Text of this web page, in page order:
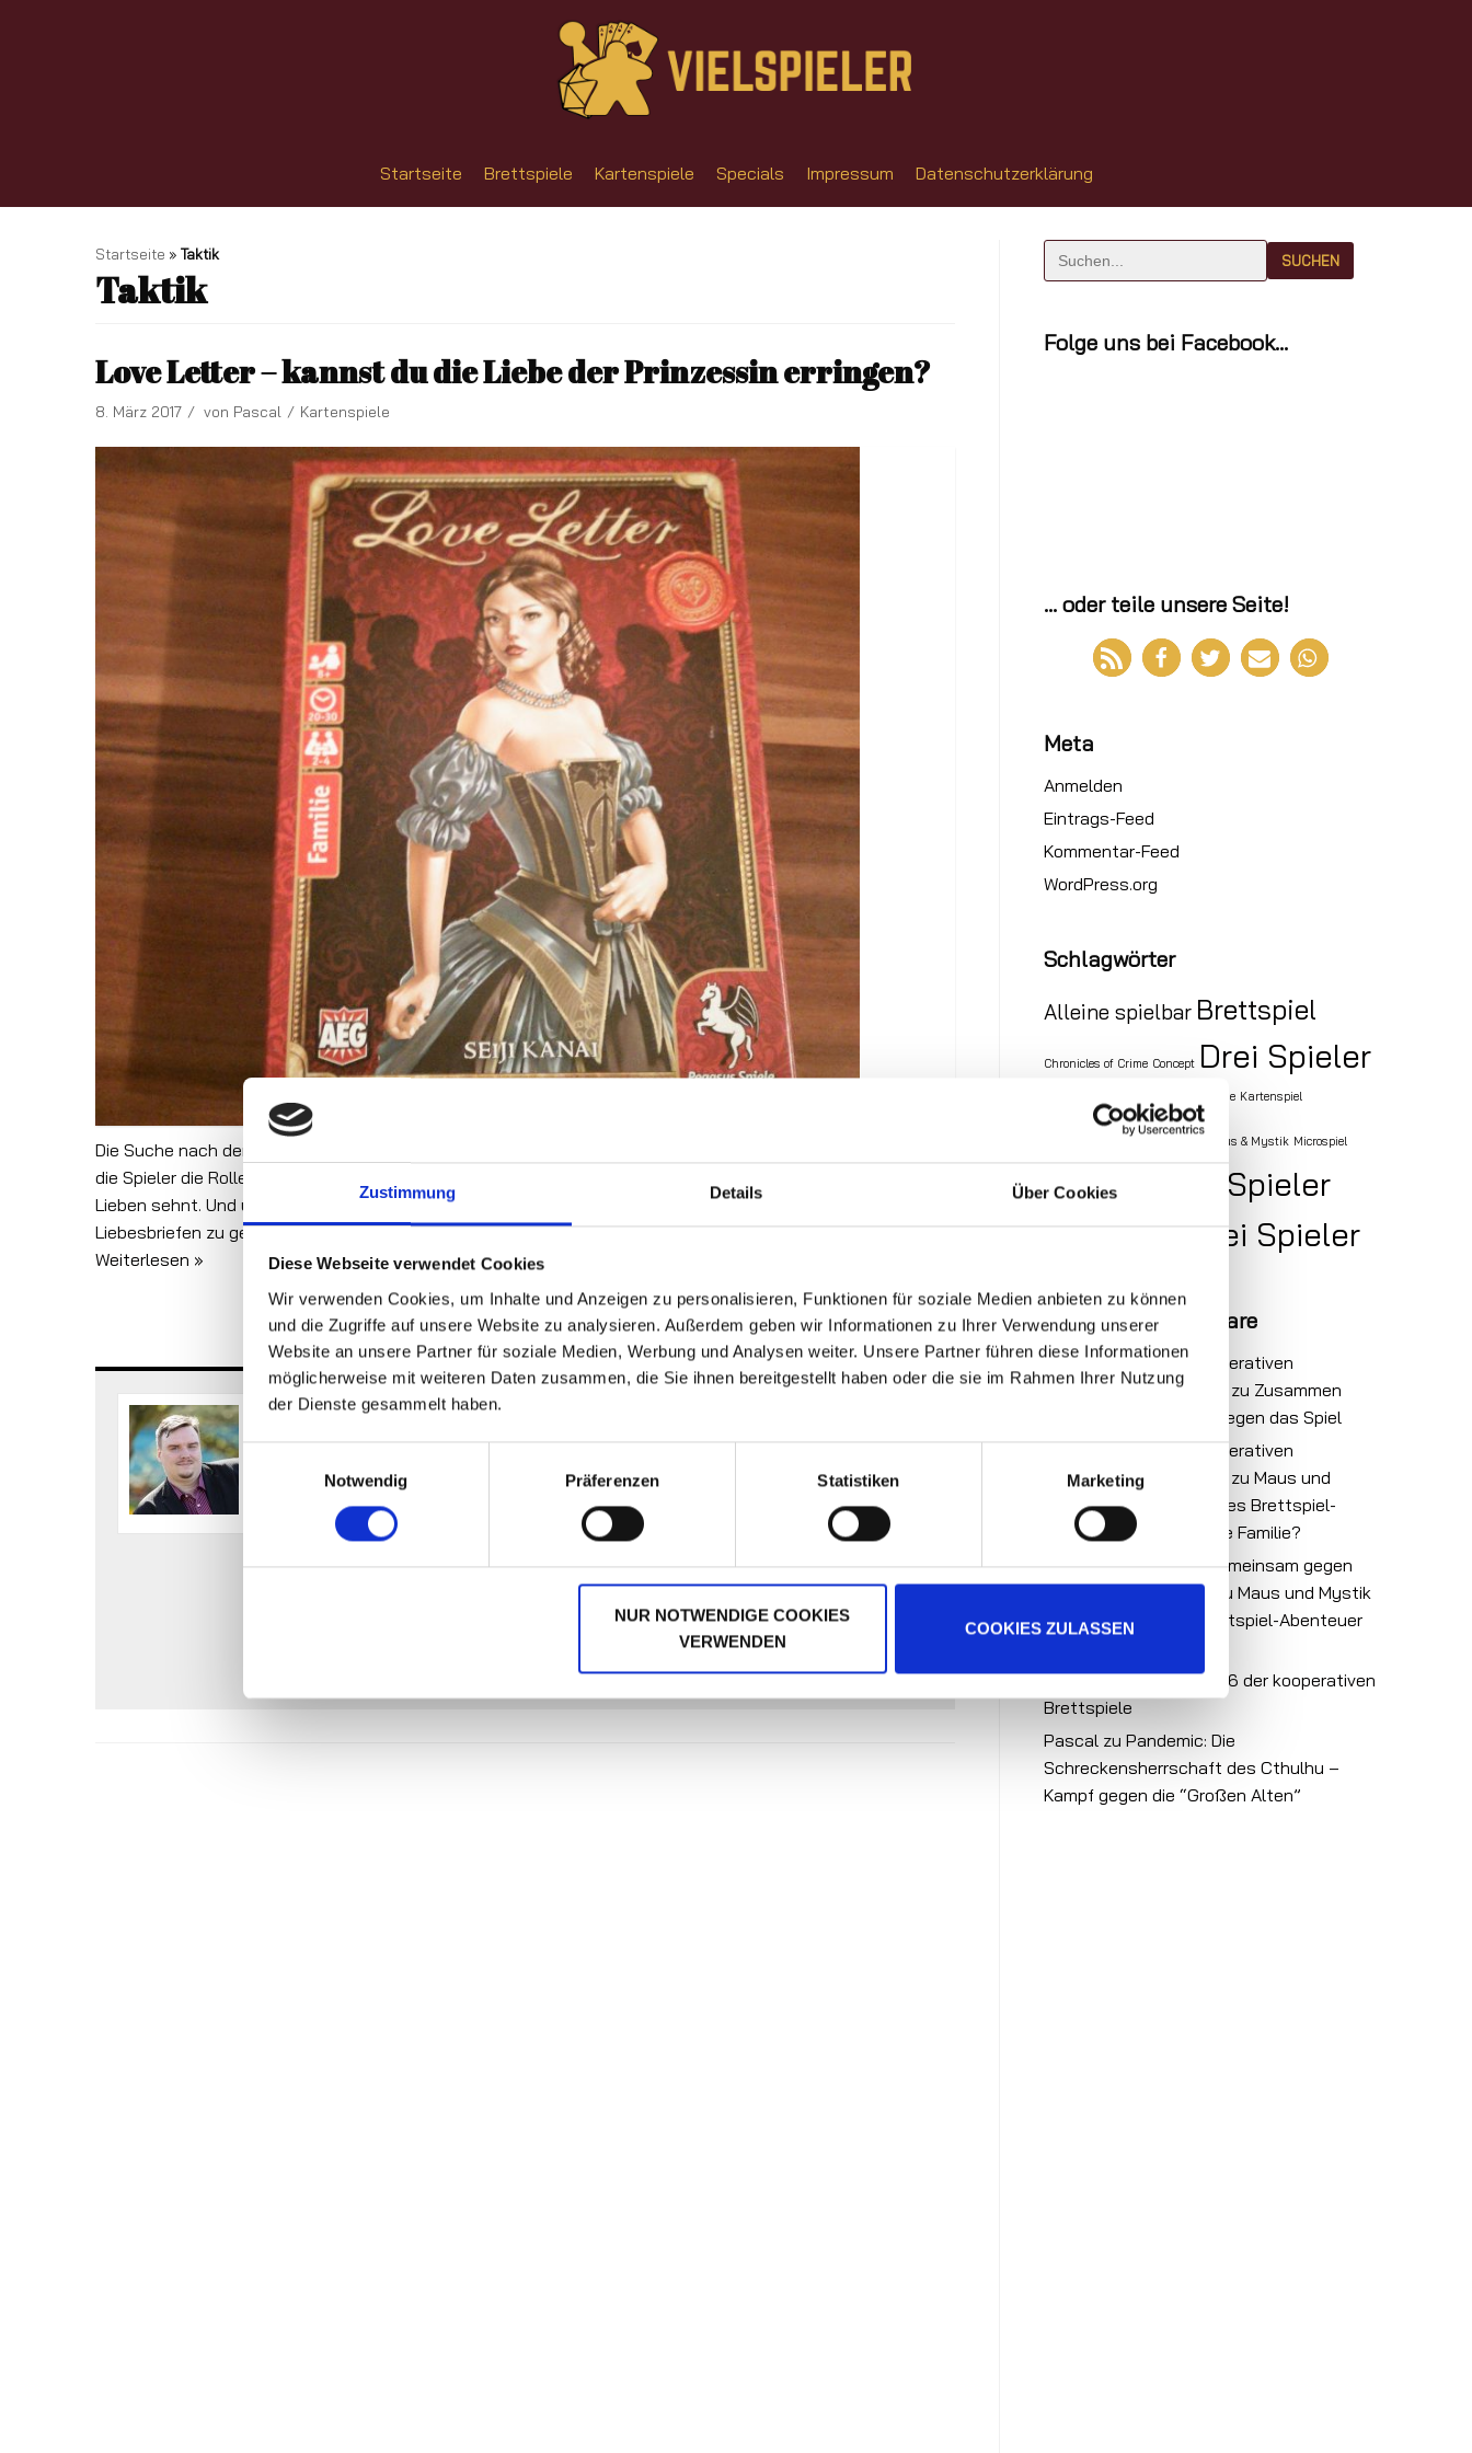
Zustimmung Details Über Cookies
Diese Webseite verwendet Cookies
Wir verwenden Cookies, um Inhalte und Anzeigen zu personalisieren, Funktionen für soziale Medien anbieten zu können
und die Zugriffe auf unsere Website zu analysieren. Außerdem geben wir Informationen zu Ihrer Verwendung unserer
Website an unsere Partner für soziale Medien, Werbung und Analysen weiter. Unsere Partner führen diese Informationen
möglicherweise mit weiteren Daten zusammen, die Sie ihnen bereitgestellt haben oder die sie im Rahmen Ihrer Nutzung
der Dienste gesammelt haben.
Notwendig
Präferenzen Statistiken Marketing
NUR NOTWENDIGE COOKIES
VERWENDEN
COOKIES ZULASSEN
Startseite Brettspiele Kartenspiele Specials Impressum Datenschutzerklärung
Startseite » Taktik
Taktik
Love Letter – kannst du die Liebe der Prinzessin erringen?
8. März 2017 von Pascal Kartenspiele
Die Suche nach der Liebe – ein Thema, dass so alt ist wie die Menschheit selbst. In „Love Letter“ nehmen
die Spieler die Rolle der Verehrer einer schönen Prinzessin ein. Einer Prinzessin, die sich nach der wahren
Lieben sehnt. Und um sie von ihren hehren Absichten zu überzeugen, versuchen die Verehrer ihre Gunst mit
Liebesbriefen zu gewinnen. Doch wie schlägt sich dieses kurzweilige Micro-Kartenspiel in unserem Review?
Weiterlesen »
Pascal
aber auch gerne zu komplexen Strategiespielen oder kommunikationsfreudigen
Gesellschaftsspielen. Neben dem Spielen von Brett- und Kartenspielen verbringt
Pascal generell sehr viel Zeit mit dem Thema "Spiele". Zum Beispiel in Form von Live-
Rollenspiel und Videospielen.
Folge uns bei Facebook…
... oder teile unsere Seite!
Meta
Anmelden
Eintrags-Feed
Kommentar-Feed
WordPress.org
Schlagwörter
Alleine spielbar Brettspiel
Chronicles of Crime Concept Drei Spieler
Just One Kartenspiel
Kooperativ Maus & Mystik Microspiel
Sechs Spieler Vier Spieler
Zwei Spieler
Neueste Kommentare
Pascals Top 6 der kooperativen
Brettspiele | Vielspieler
zu Zusammen
spielen – gemeinsam gegen das Spiel
Pascals Top 6 der kooperativen
Brettspiele | Vielspieler
zu Maus und
Mystik – ein kooperatives Brettspiel-
Abenteuer für die ganze Familie?
Zusammen spielen - gemeinsam gegen
das Spiel | Vielspieler
zu Maus und Mystik
– ein kooperatives Brettspiel-Abenteuer
PascalzuPascals Top 6 der kooperativen
Brettspiele
Pascal zu Pandemic: Die
Schreckensherrschaft des Cthulhu –
Kampf gegen die “Großen Alten”